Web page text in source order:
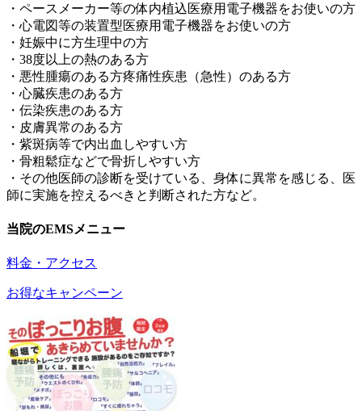
・ペースメーカー等の体内植込医療用電子機器をお使いの方
・心電図等の装置型医療用電子機器をお使いの方
・妊娠中に方生理中の方
・38度以上の熱のある方
・悪性腫瘍のある方疼痛性疾患（急性）のある方
・心臓疾患のある方
・伝染疾患のある方
・皮膚異常のある方
・紫斑病等で内出血しやすい方
・骨粗鬆症などで骨折しやすい方
・その他医師の診断を受けている、身体に異常を感じる、医
師に実施を控えるべきと判断された方など。
当院のEMSメニュー
料金・アクセス
お得なキャンペーン